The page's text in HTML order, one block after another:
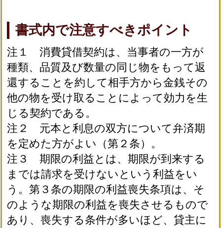
書式内で注意すべきポイント
注１ 消費貸借契約は、当事者の一方が
種類、品質及び数量の同じ物をもって返
還することを約して相手方から金銭その
他の物を受け取ることによって効力を生
じる契約である。
注２ 元本と利息の双方について弁済期
を定めた方がよい（第２条）。
注３ 期限の利益とは、期限が到来する
までは請求を受けないという利益をい
う。第３条の期限の利益喪失条項は、そ
のような期限の利益を喪失させるもので
あり、喪失する条件が多いほど、貸主に